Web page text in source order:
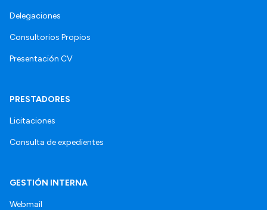
Delegaciones
Consultorios Propios
Presentación CV
PRESTADORES
Licitaciones
Consulta de expedientes
GESTIÓN INTERNA
Webmail